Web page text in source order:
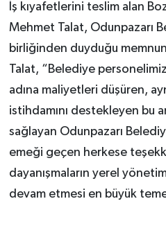
İş kıyafetlerini teslim alan
Mehmet Talat, Odunpazarı
birliğinden duyduğu
Talat, “Belediye
adına maliyetleri düşüren,
istihdamını destekleyen bu
sağlayan Odunpazarı
emeği geçen herkese
dayanışmaların yerel
devam etmesi en büyük